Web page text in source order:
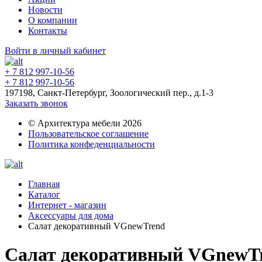
Новости
О компании
Контакты
Войти в личный кабинет
+ 7 812 997-10-56
+ 7 812 997-10-56
197198, Санкт-Петербург, Зоологический пер., д.1-3
Заказать звонок
© Архитектура мебели 2026
Пользовательское соглашение
Политика конфеденциальности
Главная
Каталог
Интернет - магазин
Аксессуары для дома
Салат декоративный VGnewTrend
Салат декоративный